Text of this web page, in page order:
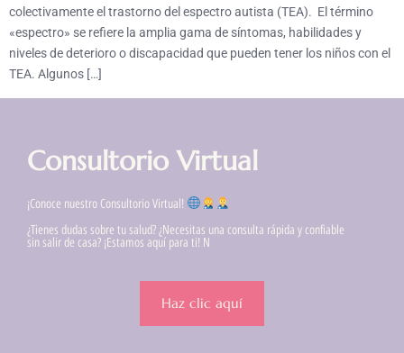
colectivamente el trastorno del espectro autista (TEA). El término
«espectro» se refiere la amplia gama de síntomas, habilidades y
niveles de deterioro o discapacidad que pueden tener los niños con el
TEA. Algunos […]
Consultorio Virtual
¡Conoce nuestro Consultorio Virtual!
¿Tienes dudas sobre tu salud? ¿Necesitas una consulta rápida y confiable
sin salir de casa? ¡Estamos aquí para ti! N
Haz clic aquí